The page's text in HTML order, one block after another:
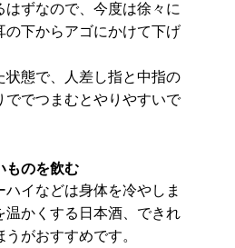
はずなので、今度は徐々に
の下からアゴにかけて下げ
状態で、人差し指と中指の
ででつまむとやりやすいで
ものを飲む
ハイなどは身体を冷やしま
温かくする日本酒、できれ
がおすすめです。